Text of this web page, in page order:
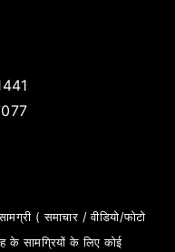
( समाचार / वीडियो/फोटो
के सामग्रियों के लिए कोई